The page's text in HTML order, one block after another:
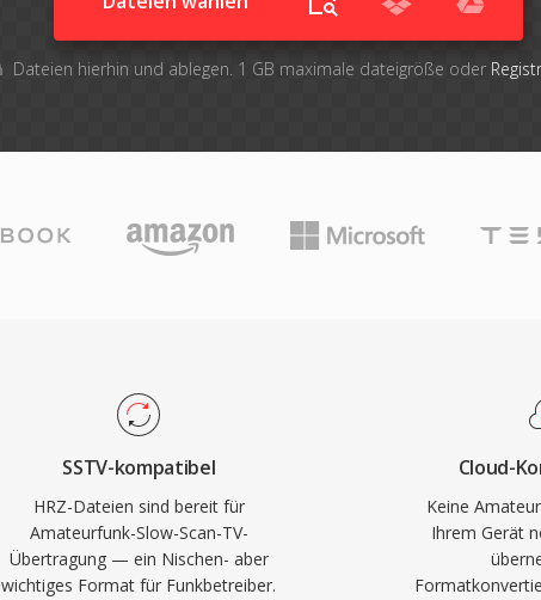
Dateien hierhin und ablegen. 1 GB maximale dateigröße oder
SSTV-kompatibel
HRZ-Dateien sind bereit für
Amateurfunk-Slow-Scan-TV-
Übertragung — ein Nischen- aber
wichtiges Format für Funkbetreiber.
Cloud-
Keine
Ihrem Gerät